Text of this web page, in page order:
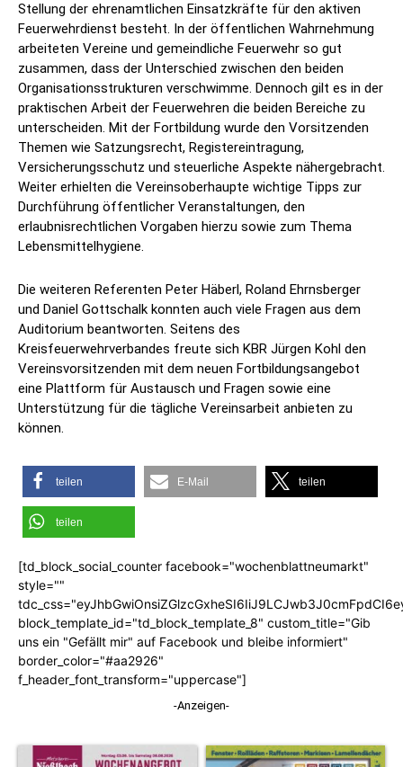
Stellung der ehrenamtlichen Einsatzkräfte für den aktiven
Feuerwehrdienst besteht. In der öffentlichen Wahrnehmung
arbeiteten Vereine und gemeindliche Feuerwehr so gut
zusammen, dass der Unterschied zwischen den beiden
Organisationsstrukturen verschwimme. Dennoch gilt es in der
praktischen Arbeit der Feuerwehren die beiden Bereiche zu
unterscheiden. Mit der Fortbildung wurde den Vorsitzenden
Themen wie Satzungsrecht, Registereintragung,
Versicherungsschutz und steuerliche Aspekte nähergebracht.
Weiter erhielten die Vereinsoberhaupte wichtige Tipps zur
Durchführung öffentlicher Veranstaltungen, den
erlaubnisrechtlichen Vorgaben hierzu sowie zum Thema
Lebensmittelhygiene.
Die weiteren Referenten Peter Häberl, Roland Ehrnsberger
und Daniel Gottschalk konnten auch viele Fragen aus dem
Auditorium beantworten. Seitens des
Kreisfeuerwehrverbandes freute sich KBR Jürgen Kohl den
Vereinsvorsitzenden mit dem neuen Fortbildungsangebot
eine Plattform für Austausch und Fragen sowie eine
Unterstützung für die tägliche Vereinsarbeit anbieten zu
können.
teilen E-Mail teilen
teilen
[td_block_social_counter facebook="wochenblattneumarkt"
style=""
block_template_id="td_block_template_8" custom_title="Gib
uns ein "Gefällt mir" auf Facebook und bleibe informiert"
border_color="#aa2926"
f_header_font_transform="uppercase"]
-Anzeigen-